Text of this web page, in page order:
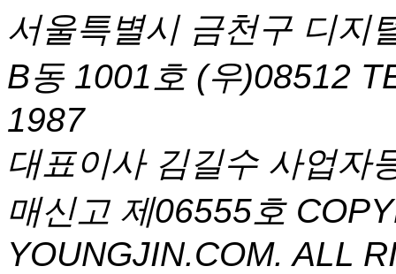
서울특별시 금천구 디지
B동 1001호 (우)08512
1987
대표이사 김길수 사업자
매신고 제06555호
YOUNGJIN.COM. ALL